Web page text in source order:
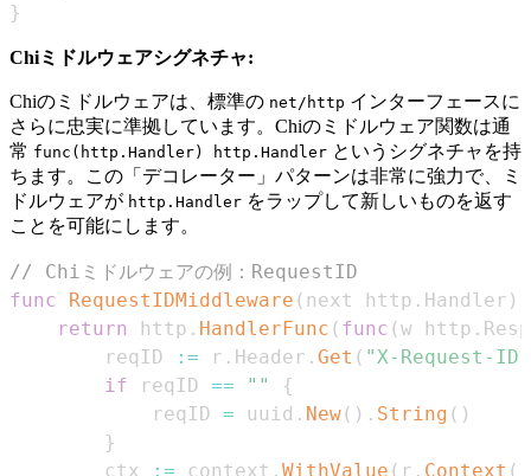
}
Chiミドルウェアシグネチャ:
Chiのミドルウェアは、標準の net/http インターフェースに
さらに忠実に準拠しています。Chiのミドルウェア関数は通
常 func(http.Handler) http.Handler というシグネチャを持
ちます。この「デコレーター」パターンは非常に強力で、ミ
ドルウェアが http.Handler をラップして新しいものを返す
ことを可能にします。
// Chiミドルウェアの例：RequestID
func
RequestIDMiddleware ( next http . Handler )
return
http . HandlerFunc ( func (w http .
        reqID
:= r . Header . Get ( "X-Request-ID"
if reqID == ""
{
            reqID
= uuid . New( ) . String ( )
}
        ctx
:= context . WithValue ( r . Context (